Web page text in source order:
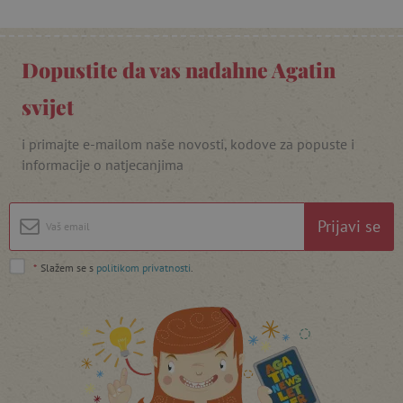
Dopustite da vas nadahne Agatin
svijet
i primajte e-mailom naše novosti, kodove za popuste i
informacije o natjecanjima
Prijavi se
* Slažem se s politikom privatnosti
odgovarajuće upotrebljavati bez nužno
Ime
Pružatelj usluga
featureFlagIdentifier www.agatinsvijet.hr
lastVisitedProduct www.agatinsvijet.hr
Googleovu politiku privatnosti